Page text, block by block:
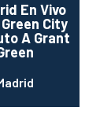
En Vivo
City
A Grant